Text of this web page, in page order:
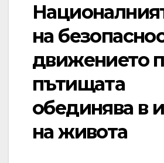
на
движението
пътищата
обединява в
на живота